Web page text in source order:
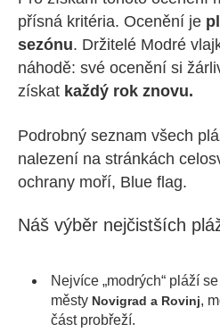
přísná kritéria. Ocenění je
sezónu. Držitelé Modré
náhodě: své ocenění si
získat každý rok znovu.
Podrobný seznam všech
nalezení na stránkách
ochrany moří, Blue flag.
Náš výběr nejčistších
Nejvíce „modrých“ pláží
městy Novigrad a Rovinj,
část probřeží.